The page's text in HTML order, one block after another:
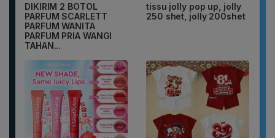
DIKIRIM 2 BOTOL
PARFUM SCARLETT
PARFUM WANITA
PARFUM PRIA WANGI
TAHAN...
tissu jolly pop up, jolly
250 shet, jolly 200shet